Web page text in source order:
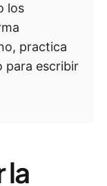
los
practica
para escribir
la